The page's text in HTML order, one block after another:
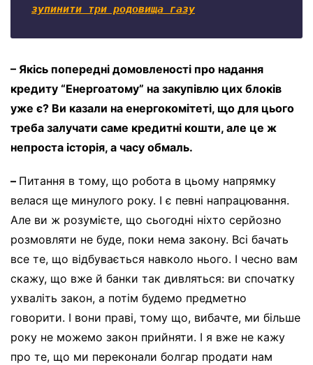
зупинити три родовища газу
– Якісь попередні домовленості про надання
кредиту “Енергоатому” на закупівлю цих блоків
уже є? Ви казали на енергокомітеті, що для цього
треба залучати саме кредитні кошти, але це ж
непроста історія, а часу обмаль.
– Питання в тому, що робота в цьому напрямку
велася ще минулого року. І є певні напрацювання.
Але ви ж розумієте, що сьогодні ніхто серйозно
розмовляти не буде, поки нема закону. Всі бачать
все те, що відбувається навколо нього. І чесно вам
скажу, що вже й банки так дивляться: ви спочатку
ухваліть закон, а потім будемо предметно
говорити. І вони праві, тому що, вибачте, ми більше
року не можемо закон прийняти. І я вже не кажу
про те, що ми переконали болгар продати нам